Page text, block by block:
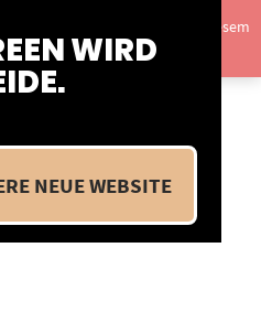
WIRD
NEUE WEBSITE
wir uns im Betriebsurlaub. In diesem
statt.Ausblenden